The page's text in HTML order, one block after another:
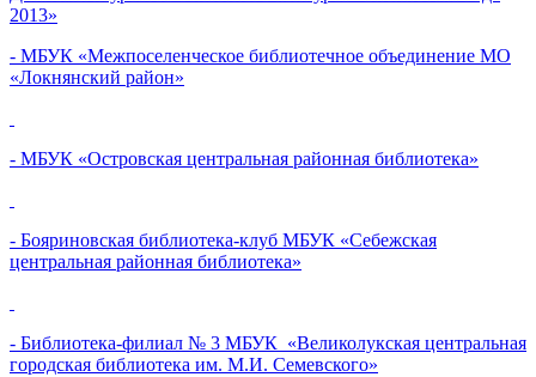
2013»
- МБУК «Межпоселенческое библиотечное объединение МО
«Локнянский район»
- МБУК «Островская центральная районная библиотека»
- Бояриновская библиотека-клуб МБУК «Себежская
центральная районная библиотека»
- Библиотека-филиал № 3 МБУК «Великолукская центральная
городская библиотека им. М.И. Семевского»